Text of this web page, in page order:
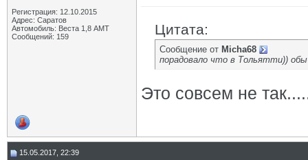
Регистрация: 12.10.2015
Адрес: Саратов
Автомобиль: Веста 1,8 АМТ
Сообщений: 159
Цитата:
Сообщение от Micha68
порадовало что в Тольятти))
Это совсем не
15.05.2017, 22:39